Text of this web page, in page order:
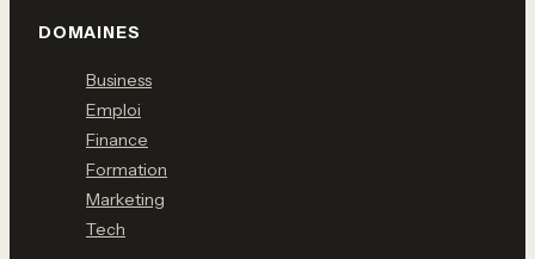
DOMAINES
Business
Emploi
Finance
Formation
Marketing
Tech